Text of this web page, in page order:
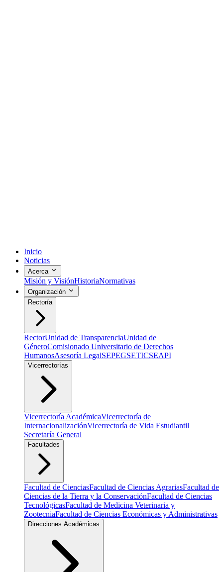
Inicio
Noticias
Acerca
Misión y VisiónHistoriaNormativas
Organización
Rectoría
RectorUnidad de TransparenciaUnidad de
GéneroComisionado Universitario de Derechos
HumanosAsesoría LegalSEPEGSETICSEAPI
Vicerrectorías
Vicerrectoría AcadémicaVicerrectoría de
InternacionalizaciónVicerrectoría de Vida Estudiantil
Secretaría General
Facultades
Facultad de CienciasFacultad de Ciencias AgrariasFacultad de
Ciencias de la Tierra y la ConservaciónFacultad de Ciencias
TecnológicasFacultad de Medicina Veterinaria y
ZootecniaFacultad de Ciencias Económicas y Administrativas
Direcciones Académicas